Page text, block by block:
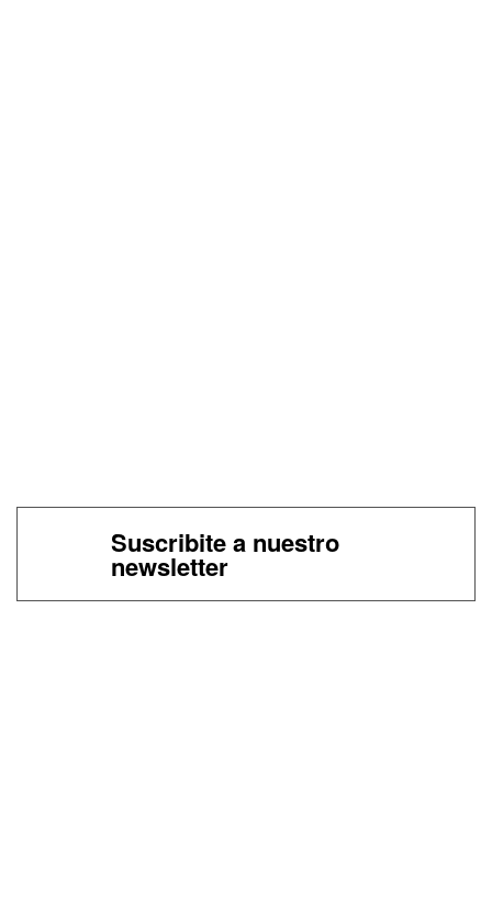
Suscribite a nuestro
newsletter